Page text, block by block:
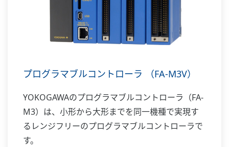
プログラマブルコントローラ （FA-M3V）
YOKOGAWAのプログラマブルコントローラ（FA-
M3）は、小形から大形までを同一機種で実現す
るレンジフリーのプログラマブルコントローラで
す。